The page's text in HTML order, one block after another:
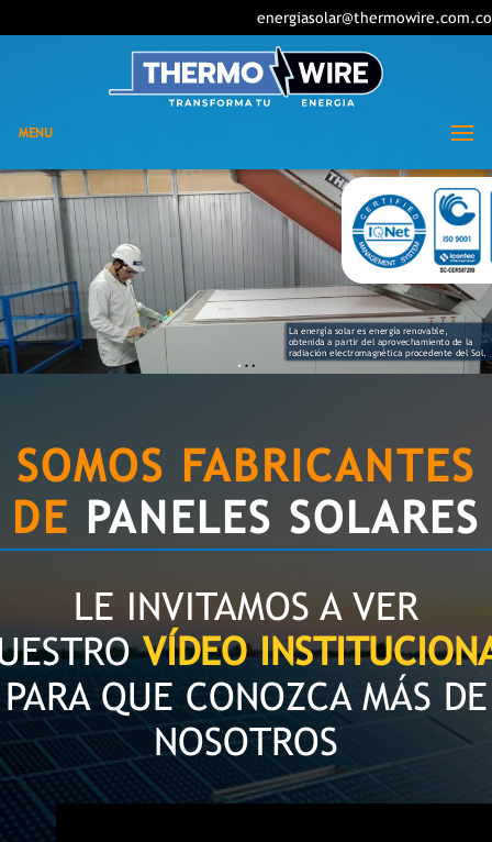
energiasolar@thermowire.com.co
MENU
L a energía solar esenergía renovable,
obtenida a partir del aprovechamiento de la
radiaciónelectromagnética procedente del Sol.
SOMOS FABRICANTES
DE PANELES SOLARES
LE INVITAMOS A VER
VÍDEO
PARA QUE CONOZCA MÁS DE
NOSOTROS